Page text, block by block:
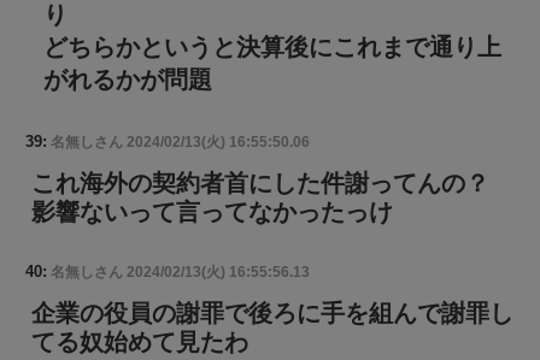
り
どちらかというと決算後にこれまで通り上
がれるかが問題
39: 名無しさん 2024/02/13(火) 16:55:50.06
これ海外の契約者首にした件謝ってんの？
影響ないって言ってなかったっけ
40: 名無しさん 2024/02/13(火) 16:55:56.13
企業の役員の謝罪で後ろに手を組んで謝罪し
てる奴始めて見たわ